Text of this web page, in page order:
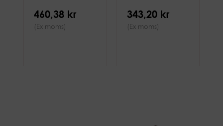
460,38 kr
(Ex moms)
343,20 kr
(Ex moms)